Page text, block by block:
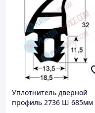
Уплотнитель дверной
профиль 2736 Ш 685мм